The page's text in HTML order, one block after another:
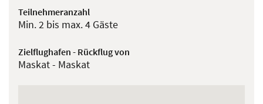
Teilnehmeranzahl
Min. 2 bis max. 4 Gäste
Zielflughafen - Rückflug von
Maskat - Maskat